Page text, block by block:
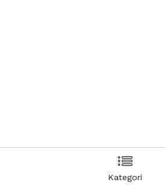
Kategori